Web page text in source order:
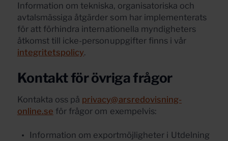
Information om tekniska, organisatoriska och
avtalsmässiga åtgärder som har implementerats
för att förhindra internationella myndigheters
åtkomst till icke-personuppgifter finns i vår
integritetspolicy.
Kontakt för övriga frågor
Kontakta oss på privacy@arsredovisning-
online.se för frågor om exempelvis:
Information om exportmöjligheter i Utdelning